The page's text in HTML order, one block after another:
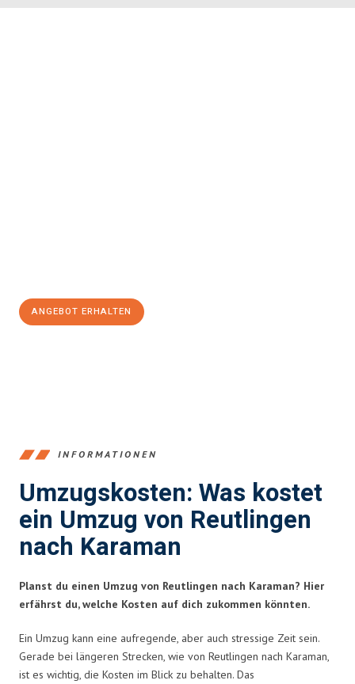
ANGEBOT ERHALTEN
INFORMATIONEN
Umzugskosten: Was kostet
ein Umzug von Reutlingen
nach Karaman
Planst du einen Umzug von Reutlingen nach Karaman? Hier
erfährst du, welche Kosten auf dich zukommen könnten.
Ein Umzug kann eine aufregende, aber auch stressige Zeit sein.
Gerade bei längeren Strecken, wie von Reutlingen nach Karaman,
ist es wichtig, die Kosten im Blick zu behalten. Das